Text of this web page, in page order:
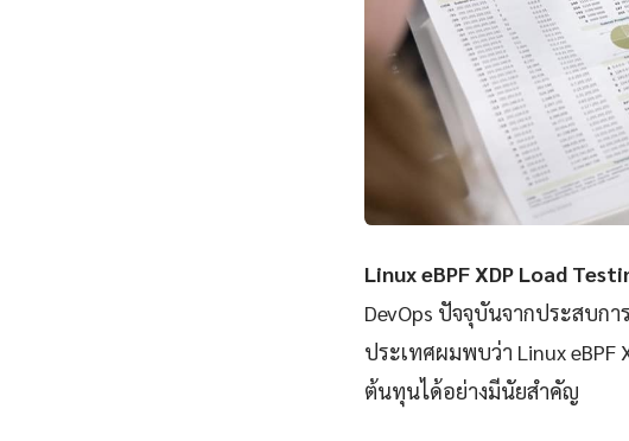
Linux eBPF XDP Load
DevOps ปัจจุบันจากประสบก
ประเทศผมพบว่า Linux
ต้นทุนได้อย่างมีนัยสำคัญ